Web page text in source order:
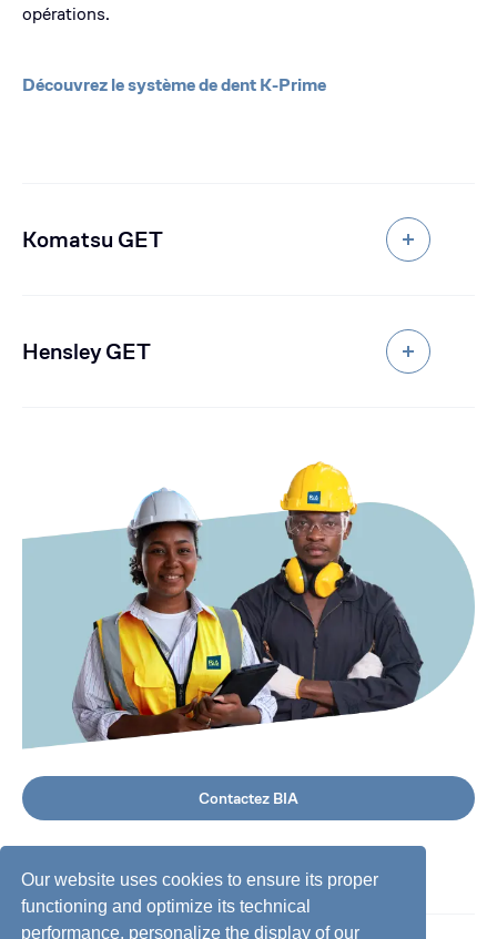
Our website uses cookies to ensure its proper
functioning and optimize its technical
performance, personalize the display of our
opérations.
Découvrez le système de dent K-Prime
Komatsu GET
Hensley GET
Contactez BIA